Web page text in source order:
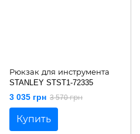
Рюкзак для инструмента
STANLEY STST1-72335
3 035 грн 3 570 грн
Купить